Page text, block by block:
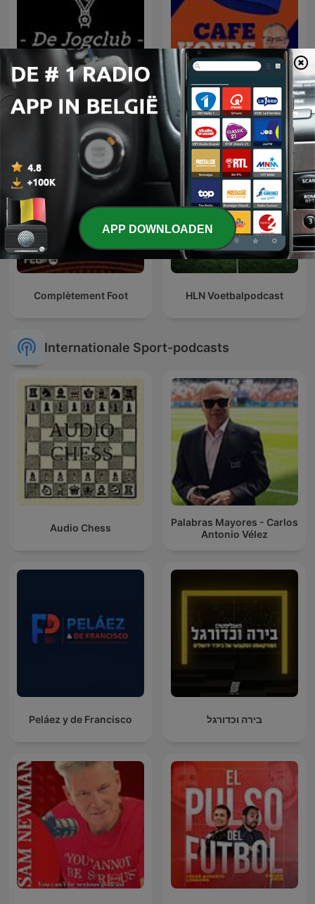
De Jogclub Café Koers
Complètement Foot HLN Voetbalpodcast
Internationale Sport-podcasts
Audio Chess
Palabras Mayores - Carlos
Antonio Vélez
Peláez y de Francisco בירה וכדורגל
APP DOWNLOADEN